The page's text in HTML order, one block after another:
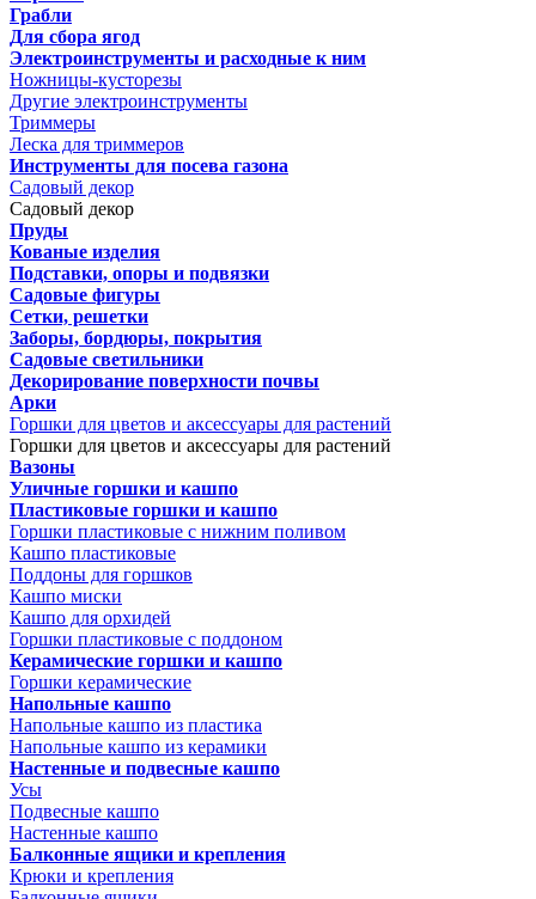
Грабли
Для сбора ягод
Электроинструменты и расходные к ним
Ножницы-кусторезы
Другие электроинструменты
Триммеры
Леска для триммеров
Инструменты для посева газона
Садовый декор
Садовый декор
Пруды
Кованые изделия
Подставки, опоры и подвязки
Садовые фигуры
Сетки, решетки
Заборы, бордюры, покрытия
Садовые светильники
Декорирование поверхности почвы
Арки
Горшки для цветов и аксессуары для растений
Горшки для цветов и аксессуары для растений
Вазоны
Уличные горшки и кашпо
Пластиковые горшки и кашпо
Горшки пластиковые с нижним поливом
Кашпо пластиковые
Поддоны для горшков
Кашпо миски
Кашпо для орхидей
Горшки пластиковые с поддоном
Керамические горшки и кашпо
Горшки керамические
Напольные кашпо
Напольные кашпо из пластика
Напольные кашпо из керамики
Настенные и подвесные кашпо
Усы
Подвесные кашпо
Настенные кашпо
Балконные ящики и крепления
Крюки и крепления